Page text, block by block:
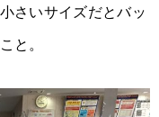
さいサイズだとバッ
と。